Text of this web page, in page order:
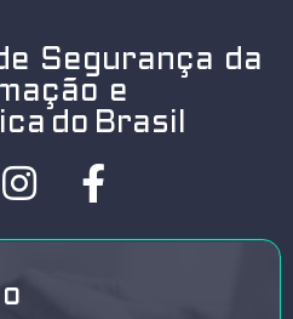
Segurança da
e
do Brasil